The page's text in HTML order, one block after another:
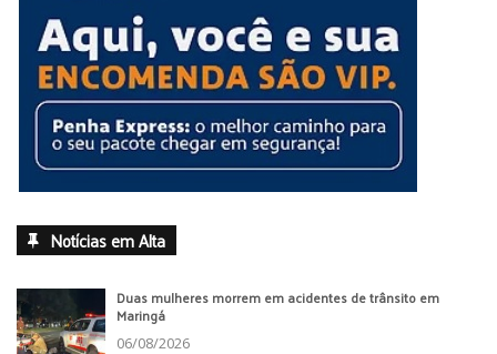
Notícias em Alta
Duas mulheres morrem em acidentes de trânsito em
Maringá
06/08/2026